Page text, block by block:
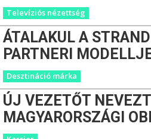
Televíziós nézettség
ÁTALAKUL A
PARTNERI
Desztináció márka
ÚJ VEZETŐT
MAGYARORSZÁGI